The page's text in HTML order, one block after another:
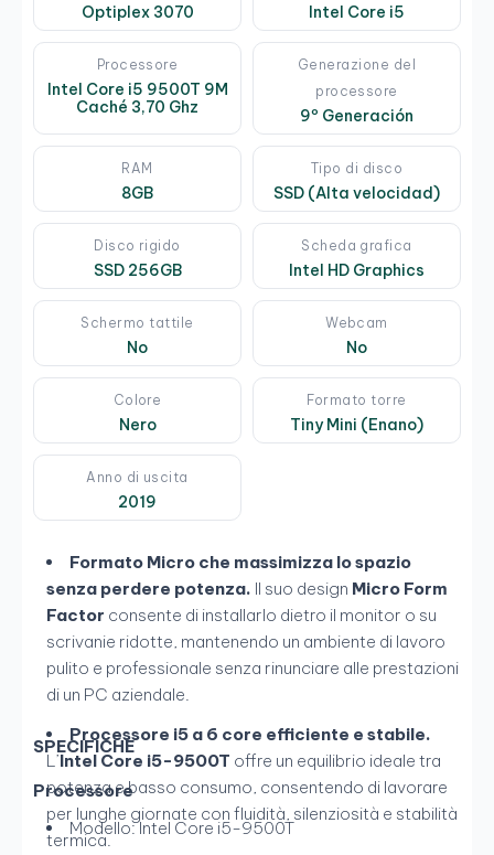
Optiplex 3070 Intel Core i5
Processore
Intel Core i5 9500T 9M
Caché 3,70 Ghz
Generazione del
processore
9º Generación
RAM
8GB
Tipo di disco
SSD (Alta velocidad)
Disco rigido
SSD 256GB
Scheda grafica
Intel HD Graphics
Schermo tattile
No
Webcam
No
Colore
Nero
Formato torre
Tiny Mini (Enano)
Anno di uscita
2019
Formato Micro che massimizza lo spazio
senza perdere potenza. Il suo design Micro Form
Factor consente di installarlo dietro il monitor o su
scrivanie ridotte, mantenendo un ambiente di lavoro
pulito e professionale senza rinunciare alle prestazioni
di un PC aziendale.
Processore i5 a 6 core efficiente e stabile.
L’Intel Core i5-9500T offre un equilibrio ideale tra
potenza e basso consumo, consentendo di lavorare
per lunghe giornate con fluidità, silenziosità e stabilità
termica.
SPECIFICHE
Processore
Modello: Intel Core i5-9500T